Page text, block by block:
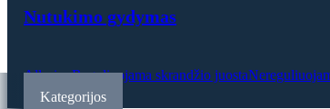
Nutukimo gydymas
AllurionReguliuojama skrandžio juosta
Kategorijos